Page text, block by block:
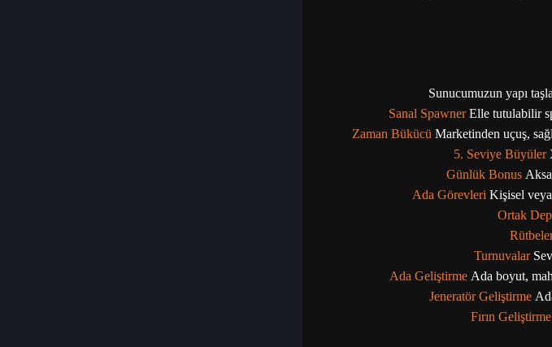
Sunucumuzun yapı
Sanal Spawner Elle tutulabilir
Zaman Bükücü Marketinden uçuş,
5. Seviye Büyüler
Günlük Bonus
Ada Görevleri Kişisel
Ortak
Turnuvalar
Ada Geliştirme Ada boyut,
Jeneratör Geliştirme
Fırın Geliştirme